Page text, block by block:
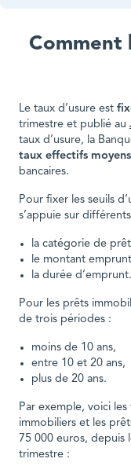
Comment
Le taux d’usure est
trimestre et publié au
taux d’usure, la
taux effectifs moyens
bancaires.
Pour fixer les seuils
s’appuie sur
la catégorie de
le montant
la durée d’emprunt.
Pour les prêts
de trois périodes :
moins de 10 ans,
entre 10 et 20 ans,
plus de 20 ans.
Par exemple, voici
immobiliers et les
75 000 euros, depuis
trimestre :